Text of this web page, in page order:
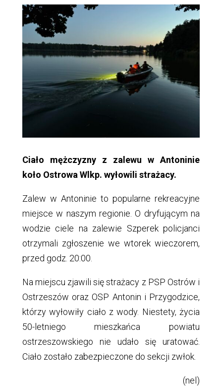
Ciało mężczyzny z zalewu w Antoninie
koło Ostrowa Wlkp. wyłowili strażacy.
Zalew w Antoninie to popularne rekreacyjne
miejsce w naszym regionie. O dryfującym na
wodzie ciele na zalewie Szperek policjanci
otrzymali zgłoszenie we wtorek wieczorem,
przed godz. 20:00.
Na miejscu zjawili się strażacy z PSP Ostrów i
Ostrzeszów oraz OSP Antonin i Przygodzice,
którzy wyłowiły ciało z wody. Niestety, życia
50-letniego mieszkańca powiatu
ostrzeszowskiego nie udało się uratować.
Ciało zostało zabezpieczone do sekcji zwłok.
(nel)